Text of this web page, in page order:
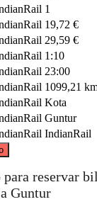
1
19,72 €
29,59 €
1:10
23:00
1099,21
Kota
Guntur
IndianRail
©CARTO
reservar
Guntur